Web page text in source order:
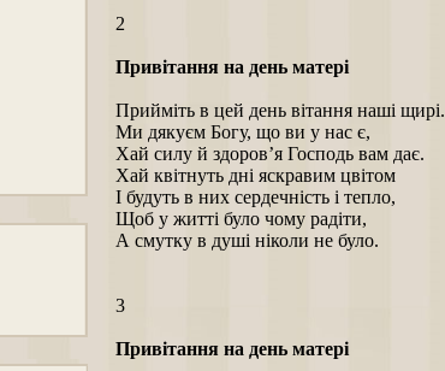
2
Привітання на день матері
Прийміть в цей день вітання наші щирі.
Ми дякуєм Богу, що ви у нас є,
Хай силу й здоров’я Господь вам дає.
Хай квітнуть дні яскравим цвітом
І будуть в них сердечність і тепло,
Щоб у житті було чому радіти,
А смутку в душі ніколи не було.
3
Привітання на день матері